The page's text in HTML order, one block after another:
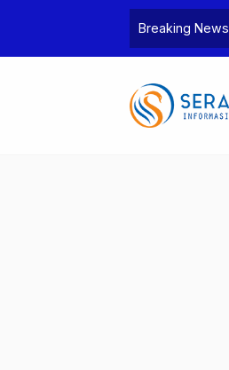
Breaking News